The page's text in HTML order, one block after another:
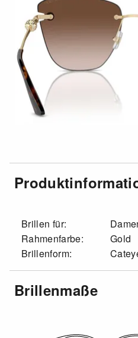
Brillen für:
Rahmenfarbe:
Gold
Brillenform:
Brillenmaße